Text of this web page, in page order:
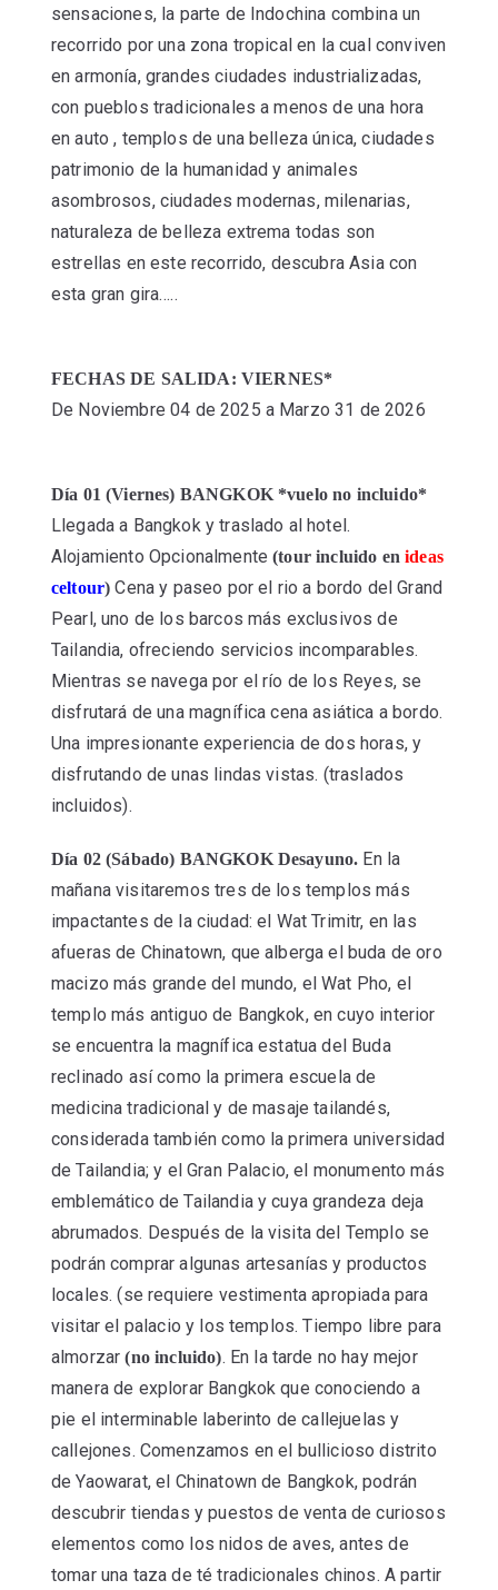
sensaciones, la parte de Indochina combina un
recorrido por una zona tropical en la cual conviven
en armonía, grandes ciudades industrializadas,
con pueblos tradicionales a menos de una hora
en auto , templos de una belleza única, ciudades
patrimonio de la humanidad y animales
asombrosos, ciudades modernas, milenarias,
naturaleza de belleza extrema todas son
estrellas en este recorrido, descubra Asia con
esta gran gira…..
FECHAS DE SALIDA: VIERNES*
De Noviembre 04 de 2025 a Marzo 31 de 2026
Día 01 (Viernes) BANGKOK *vuelo no incluido*
Llegada a Bangkok y traslado al hotel.
Alojamiento Opcionalmente(tour incluido enideas
celtour) Cena y paseo por el rio a bordo del Grand
Pearl, uno de los barcos más exclusivos de
Tailandia, ofreciendo servicios incomparables.
Mientras se navega por el río de los Reyes, se
disfrutará de una magnífica cena asiática a bordo.
Una impresionante experiencia de dos horas, y
disfrutando de unas lindas vistas. (traslados
incluidos).
Día 02 (Sábado) BANGKOK Desayuno. En la
mañana visitaremos tres de los templos más
impactantes de la ciudad: el Wat Trimitr, en las
afueras de Chinatown, que alberga el buda de oro
macizo más grande del mundo, el Wat Pho, el
templo más antiguo de Bangkok, en cuyo interior
se encuentra la magnífica estatua del Buda
reclinado así como la primera escuela de
medicina tradicional y de masaje tailandés,
considerada también como la primera universidad
de Tailandia; y el Gran Palacio, el monumento más
emblemático de Tailandia y cuya grandeza deja
abrumados. Después de la visita del Templo se
podrán comprar algunas artesanías y productos
locales. (se requiere vestimenta apropiada para
visitar el palacio y los templos. Tiempo libre para
almorzar(no incluido). En la tarde no hay mejor
manera de explorar Bangkok que conociendo a
pie el interminable laberinto de callejuelas y
callejones. Comenzamos en el bullicioso distrito
de Yaowarat, el Chinatown de Bangkok, podrán
descubrir tiendas y puestos de venta de curiosos
elementos como los nidos de aves, antes de
tomar una taza de té tradicionales chinos. A partir